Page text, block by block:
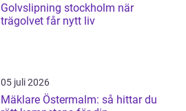
Golvslipning stockholm när
trägolvet får nytt liv
05 juli 2026
Mäklare Östermalm: så hittar du